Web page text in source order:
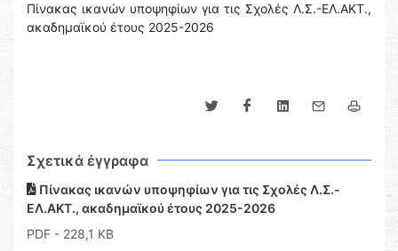
Πίνακας ικανών υποψηφίων για τις Σχολές Λ.Σ.-ΕΛ.ΑΚΤ.,
ακαδημαϊκού έτους 2025-2026
Σχετικά έγγραφα
Πίνακας ικανών υποψηφίων για τις Σχολές Λ.Σ.-
ΕΛ.ΑΚΤ., ακαδημαϊκού έτους 2025-2026
PDF - 228,1 KB